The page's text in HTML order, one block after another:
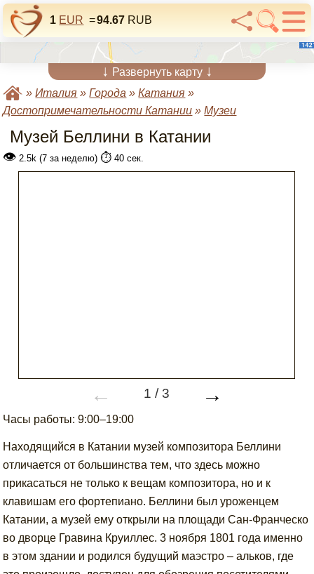
1 EUR =94.67 RUB
↓ Развернуть карту ↓
»Италия »Города »Катания »
Достопримечательности Катании »Музеи
Музей Беллини в Катании
👁 2.5k (7 за неделю) ⏱️ 40 сек.
← 1 /3 →
Часы работы: 9:00–19:00
Находящийся в Катании музей композитора Беллини
отличается от большинства тем, что здесь можно
прикасаться не только к вещам композитора, но и к
клавишам его фортепиано. Беллини был уроженцем
Катании, а музей ему открыли на площади Сан-Франческо
во дворце Гравина Круиллес. 3 ноября 1801 года именно
в этом здании и родился будущий маэстро – альков, где